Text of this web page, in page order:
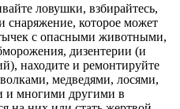
ловушки, взбирайтесь,
снаряжение, которое может
с опасными животными,
дизентерии (и
находите и ремонтируйте
медведями, лосями,
и многими другими в